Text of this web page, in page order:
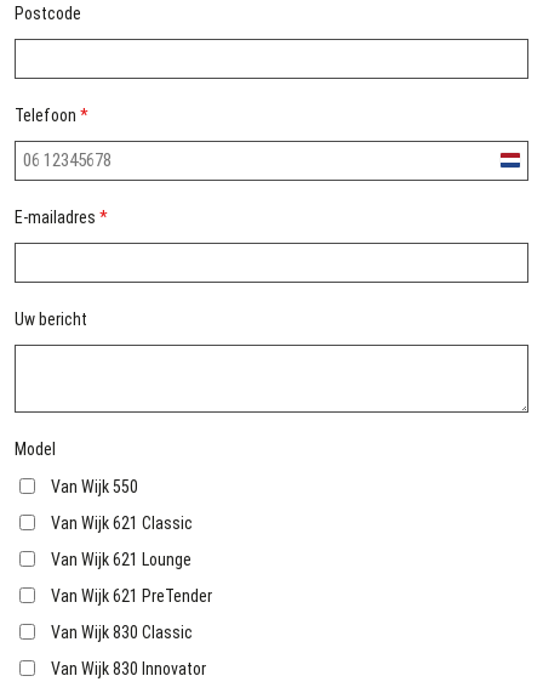
Postcode
Telefoon *
E-mailadres *
Uw bericht
Model
Van Wijk 550
Van Wijk 621 Classic
Van Wijk 621 Lounge
Van Wijk 621 PreTender
Van Wijk 830 Classic
Van Wijk 830 Innovator